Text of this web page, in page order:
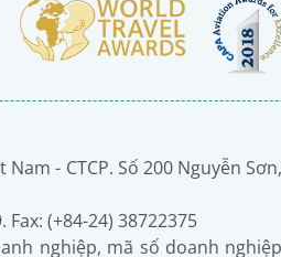
- CTCP. Số 200 Nguyễn Sơn,
(+84-24) 38722375
nghiệp, mã số doanh nghiệp